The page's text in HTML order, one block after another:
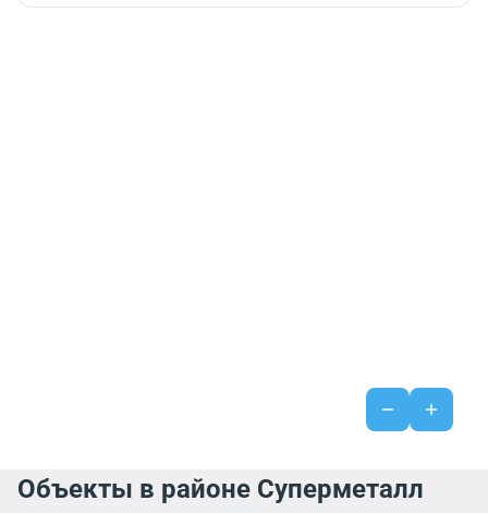
Объекты в районе Суперметалл